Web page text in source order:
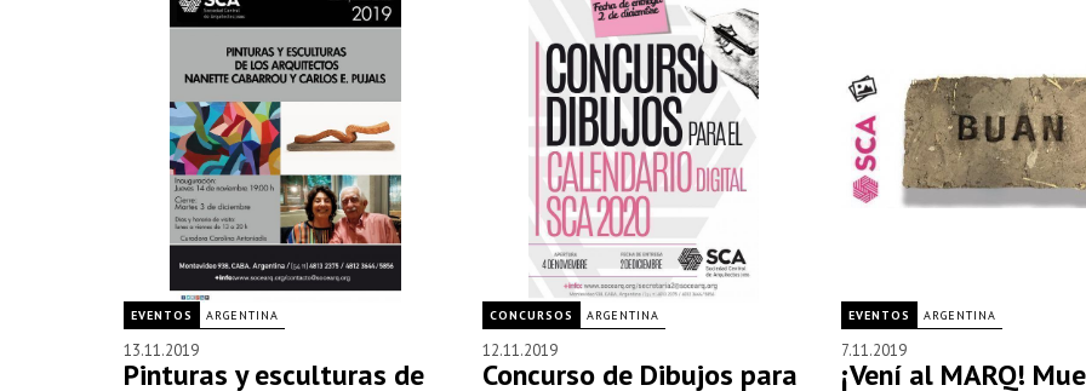
EVENTOS ARGENTINA
13.11.2019
Pinturas y esculturas de
CONCURSOS ARGENTINA
12.11.2019
Concurso de Dibujos para
EVENTOS ARGENTINA
7.11.2019
¡Vení al MARQ!